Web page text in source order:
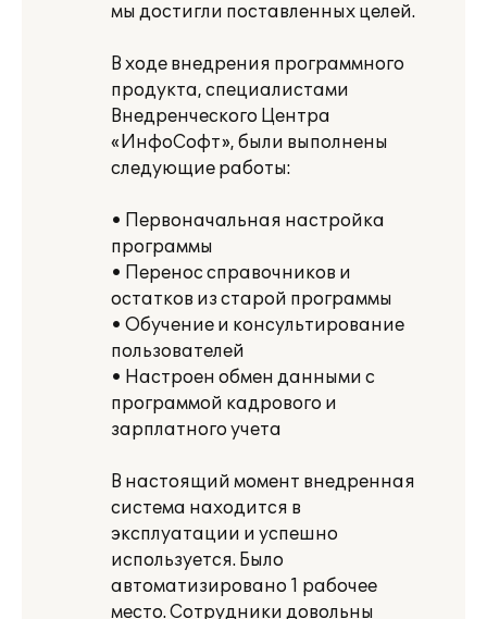
мы достигли поставленных целей.
В ходе внедрения программного
продукта, специалистами
Внедренческого Центра
«ИнфоСофт», были выполнены
следующие работы:
• Первоначальная настройка
программы
• Перенос справочников и
остатков из старой программы
• Обучение и консультирование
пользователей
• Настроен обмен данными с
программой кадрового и
зарплатного учета
В настоящий момент внедренная
система находится в
эксплуатации и успешно
используется. Было
автоматизировано 1 рабочее
место. Сотрудники довольны